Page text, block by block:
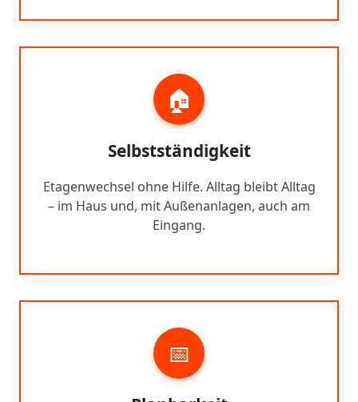
🏠
Selbstständigkeit
Etagenwechsel ohne Hilfe. Alltag bleibt Alltag
– im Haus und, mit Außenanlagen, auch am
Eingang.
📅